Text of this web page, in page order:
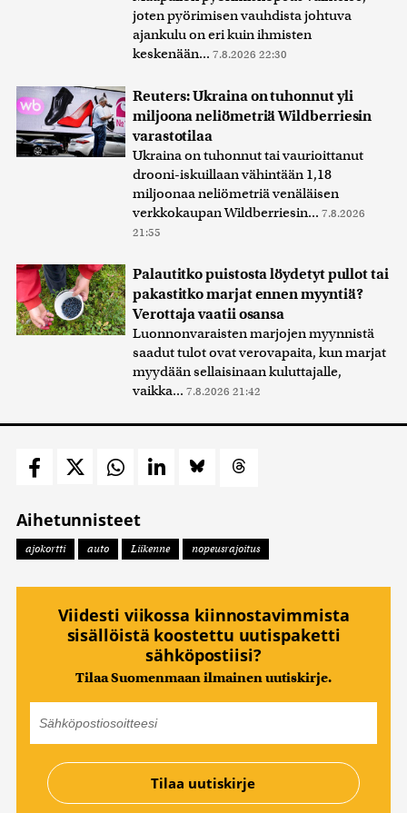
joten pyörimisen vauhdista johtuva
ajankulu on eri kuin ihmisten
keskenään... 7.8.2026 22:30
Reuters: Ukraina on tuhonnut yli
miljoona neliömetriä Wildberriesin
varastotilaa
Ukraina on tuhonnut tai vaurioittanut
drooni-iskuillaan vähintään 1,18
miljoonaa neliömetriä venäläisen
verkkokaupan Wildberriesin... 7.8.2026
21:55
Palautitko puistosta löydetyt pullot tai
pakastitko marjat ennen myyntiä?
Verottaja vaatii osansa
Luonnonvaraisten marjojen myynnistä
saadut tulot ovat verovapaita, kun marjat
myydään sellaisinaan kuluttajalle,
vaikka... 7.8.2026 21:42
Aihetunnisteet
ajokortti auto Liikenne nopeusrajoitus
Viidesti viikossa kiinnostavimmista
sisällöistä koostettu uutispaketti
sähköpostiisi?
Tilaa Suomenmaan ilmainen uutiskirje.